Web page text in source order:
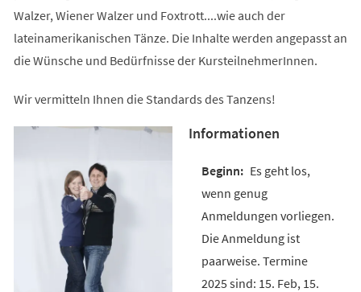
Walzer, Wiener Walzer und Foxtrott....wie auch der
lateinamerikanischen Tänze. Die Inhalte werden angepasst an
die Wünsche und Bedürfnisse der KursteilnehmerInnen.
Wir vermitteln Ihnen die Standards des Tanzens!
Informationen
Es geht los,
wenn genug
Anmeldungen vorliegen.
Die Anmeldung ist
paarweise. Termine
2025 sind: 15. Feb, 15.